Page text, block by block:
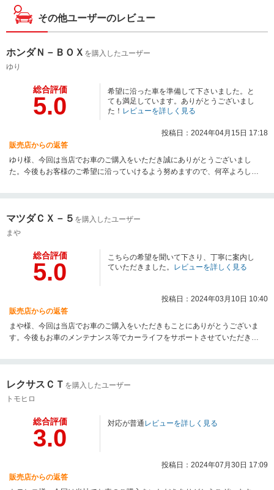
その他ユーザーのレビュー
ホンダＮ－ＢＯＸ を購入したユーザー
ゆり
総合評価
5.0
希望に沿った車を準備して下さいました。と
ても満足しています。ありがとうございまし
た！ レビューを詳しく見る
投稿日：2024年04月15日 17:18
販売店からの返答
ゆり様、今回は当店でお車のご購入をいただき誠にありがとうございまし
た。今後もお客様のご希望に沿っていけるよう努めますので、何卒よろしく
マツダＣＸ－５ を購入したユーザー
まや
総合評価
5.0
こちらの希望を聞いて下さり、丁寧に案内し
ていただきました。 レビューを詳しく見る
投稿日：2024年03月10日 10:40
販売店からの返答
まや様、今回は当店でお車のご購入をいただきもことにありがとうございま
す。今後もお車のメンテナンス等でカーライフをサポートさせていただきた
レクサスＣＴ を購入したユーザー
トモヒロ
総合評価
3.0
対応が普通レビューを詳しく見る
投稿日：2024年07月30日 17:09
販売店からの返答